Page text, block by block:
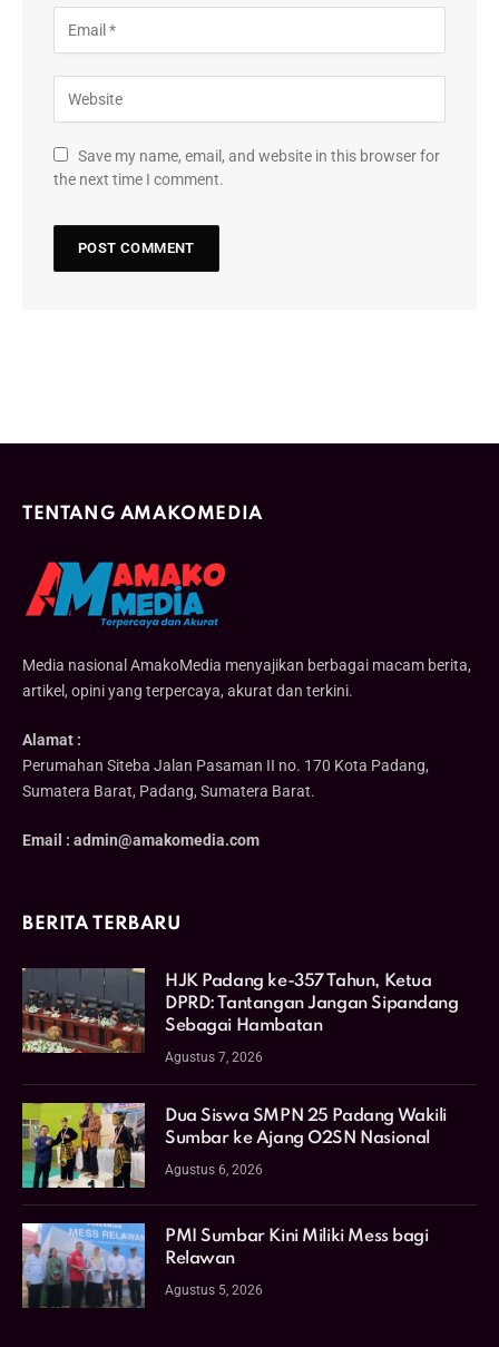
Save my name, email, and website in this browser for
the next time I comment.
TENTANG AMAKOMEDIA
Media nasional AmakoMedia menyajikan berbagai macam berita,
artikel, opini yang terpercaya, akurat dan terkini.
Alamat :
Perumahan Siteba Jalan Pasaman II no. 170 Kota Padang,
Sumatera Barat, Padang, Sumatera Barat.
Email : admin@amakomedia.com
BERITA TERBARU
HJK Padang ke-357 Tahun, Ketua
DPRD: Tantangan Jangan Sipandang
Sebagai Hambatan
Agustus 7, 2026
Dua Siswa SMPN 25 Padang Wakili
Sumbar ke Ajang O2SN Nasional
Agustus 6, 2026
PMI Sumbar Kini Miliki Mess bagi
Relawan
Agustus 5, 2026